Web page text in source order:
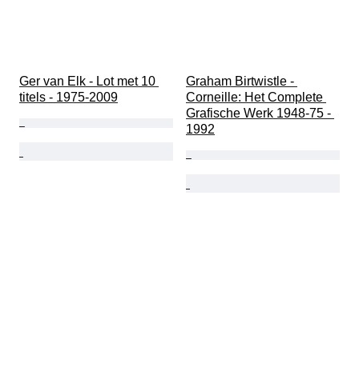
Ger van Elk - Lot met 10
titels - 1975-2009
Graham Birtwistle -
Corneille: Het Complete
Grafische Werk 1948-75 -
1992